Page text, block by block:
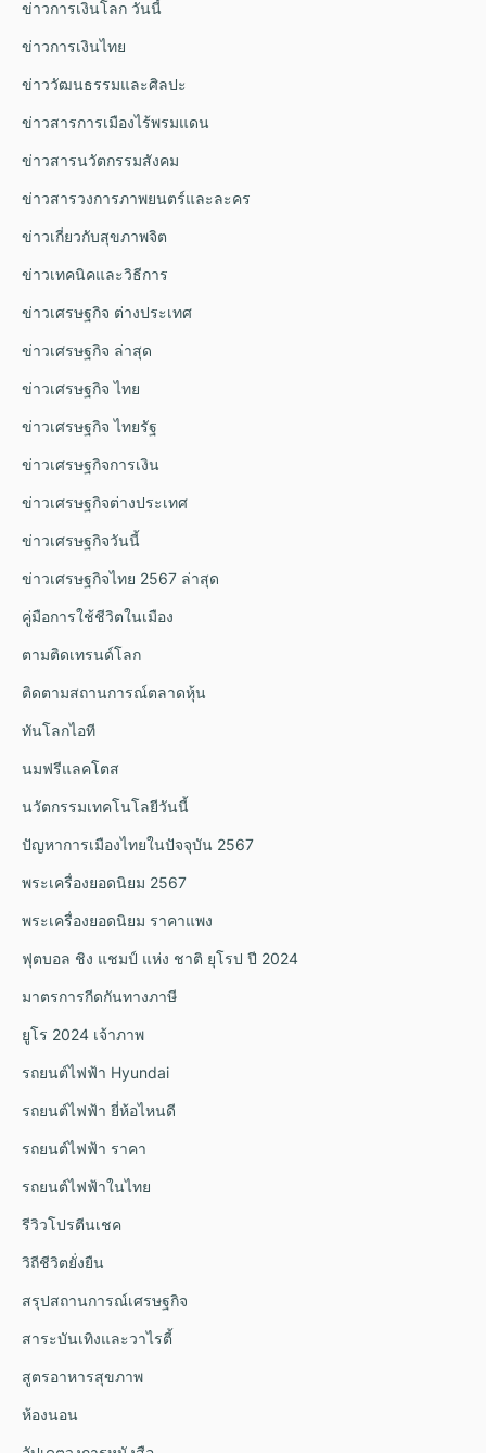
ข่าวการเงินโลก วันนี้
ข่าวการเงินไทย
ข่าววัฒนธรรมและศิลปะ
ข่าวสารการเมืองไร้พรมแดน
ข่าวสารนวัตกรรมสังคม
ข่าวสารวงการภาพยนตร์และละคร
ข่าวเกี่ยวกับสุขภาพจิต
ข่าวเทคนิคและวิธีการ
ข่าวเศรษฐกิจ ต่างประเทศ
ข่าวเศรษฐกิจ ล่าสุด
ข่าวเศรษฐกิจ ไทย
ข่าวเศรษฐกิจ ไทยรัฐ
ข่าวเศรษฐกิจการเงิน
ข่าวเศรษฐกิจต่างประเทศ
ข่าวเศรษฐกิจวันนี้
ข่าวเศรษฐกิจไทย 2567 ล่าสุด
คู่มือการใช้ชีวิตในเมือง
ตามติดเทรนด์โลก
ติดตามสถานการณ์ตลาดหุ้น
ทันโลกไอที
นมฟรีแลคโตส
นวัตกรรมเทคโนโลยีวันนี้
ปัญหาการเมืองไทยในปัจจุบัน 2567
พระเครื่องยอดนิยม 2567
พระเครื่องยอดนิยม ราคาแพง
ฟุตบอล ชิง แชมป์ แห่ง ชาติ ยุโรป ปี 2024
มาตรการกีดกันทางภาษี
ยูโร 2024 เจ้าภาพ
รถยนต์ไฟฟ้า Hyundai
รถยนต์ไฟฟ้า ยี่ห้อไหนดี
รถยนต์ไฟฟ้า ราคา
รถยนต์ไฟฟ้าในไทย
รีวิวโปรตีนเชค
วิถีชีวิตยั่งยืน
สรุปสถานการณ์เศรษฐกิจ
สาระบันเทิงและวาไรตี้
สูตรอาหารสุขภาพ
ห้องนอน